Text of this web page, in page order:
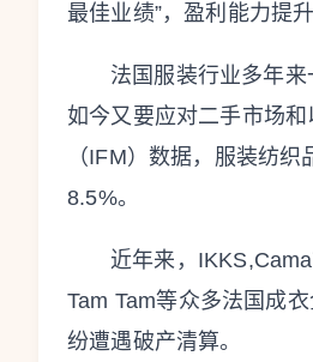
最佳业绩”，盈利能力提升
法国服装行业多年
如今又要应对二手市场
（IFM）数据，服装纺
8.5%。
近年来，
Tam Tam等众多法国成
纷遭遇破产清算。